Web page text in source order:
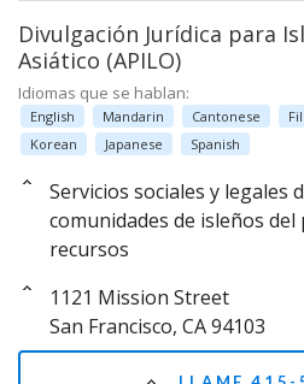
Divulgación Jurídica para
Asiático (APILO)
Idiomas que se hablan:
English Mandarin Cantonese
Korean
Japanese Spanish
Servicios sociales y legales
comunidades de isleños
recursos
1121 Mission Street
San Francisco, CA 94103